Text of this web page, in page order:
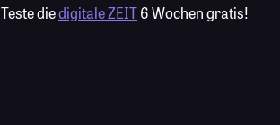
Teste diedigitale ZEIT6 Wochen gratis!